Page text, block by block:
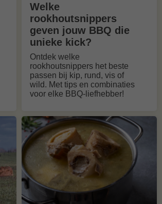
Welke
rookhoutsnippers
geven jouw BBQ die
unieke kick?
Ontdek welke
rookhoutsnippers het beste
passen bij kip, rund, vis of
wild. Met tips en combinaties
voor elke BBQ-liefhebber!